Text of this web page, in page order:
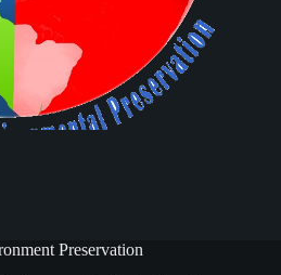
Preservation